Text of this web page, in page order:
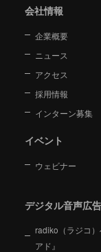
会社情報
企業概要
ニュース
アクセス
採用情報
インターン募集
イベント
ウェビナー
デジタル音声広
radiko（ラジコ
アド』